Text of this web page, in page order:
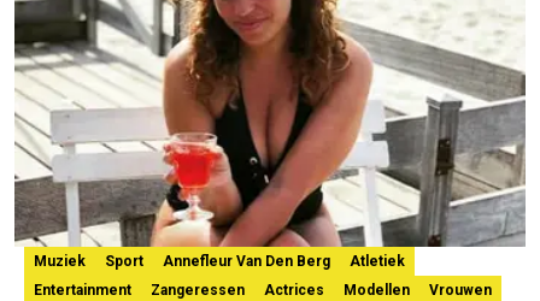
Muziek Sport Annefleur Van Den Berg
Atletiek
Entertainment
Zangeressen Actrices Modellen Vrouwen